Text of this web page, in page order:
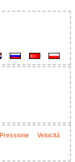
Pressione Velocità